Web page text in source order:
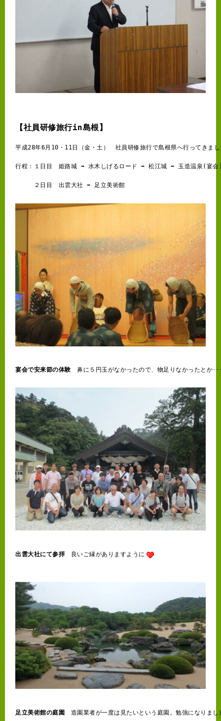
【社員研修旅行in島根】
平成28年6月10・11日（金・土）　社員研修旅行で島根県へ行ってきま
行程：１日目　姫路城 ➡ 水木しげるロード ➡ 松江城 ➡ 玉造温泉(宴
２日目　出雲大社 ➡ 足立美術館
宴会で安来節の体験 鼻に５円玉がなかったので、物足りなかったとか･･
出雲大社にて参拝 良いご縁がありますように
足立美術館の庭園 造園業者が一度は見たいという庭園。勉強になりま